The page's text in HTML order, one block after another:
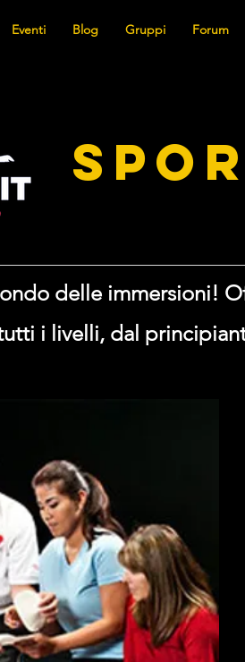
Eventi Blog Gruppi Forum
delle immersioni!
i livelli, dal